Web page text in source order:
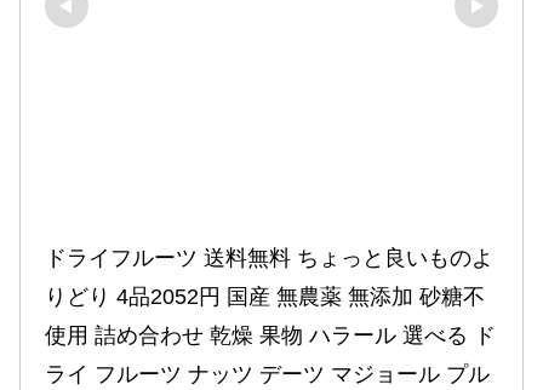
ドライフルーツ 送料無料 ちょっと良いものよ
りどり 4品2052円 国産 無農薬 無添加 砂糖不
使用 詰め合わせ 乾燥 果物 ハラール 選べる ド
ライ フルーツ ナッツ デーツ マジョール プル